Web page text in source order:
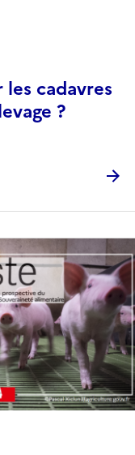
cadavres
?